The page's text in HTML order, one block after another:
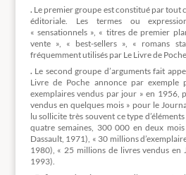
. Le premier groupe est constitué par tout
éditoriale. Les termes ou
« sensationnels », « titres de premier
vente », « best-sellers », « romans
fréquemment utilisés par Le Livre de
. Le second groupe d’arguments fait
Livre de Poche annonce par exemple
exemplaires vendus par jour » en 1956,
vendus en quelques mois » pour le
lu sollicite très souvent ce type
quatre semaines, 300 000 en deux
Dassault, 1971), « 30 millions
1980), « 25 millions de livres vendus en
1993).